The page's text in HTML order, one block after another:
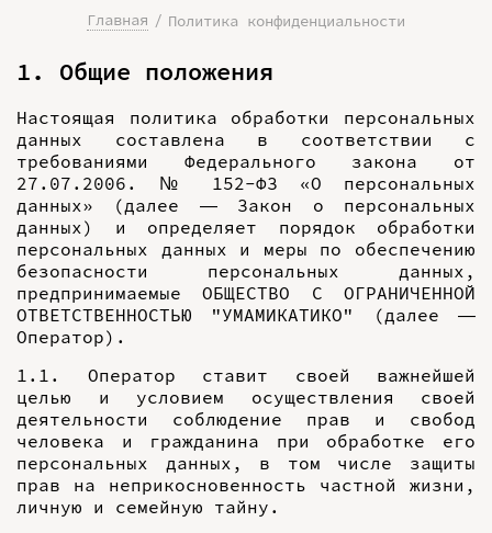
Главная Политика конфиденциальности
1. Общие положения
Настоящая политика обработки персональных
данных составлена в соответствии с
требованиями Федерального закона от
27.07.2006. № 152-ФЗ «О персональных
данных» (далее — Закон о персональных
данных) и определяет порядок обработки
персональных данных и меры по обеспечению
безопасности персональных данных,
предпринимаемые ОБЩЕСТВО С ОГРАНИЧЕННОЙ
ОТВЕТСТВЕННОСТЬЮ "УМАМИКАТИКО" (далее —
Оператор).
1.1. Оператор ставит своей важнейшей
целью и условием осуществления своей
деятельности соблюдение прав и свобод
человека и гражданина при обработке его
персональных данных, в том числе защиты
прав на неприкосновенность частной жизни,
личную и семейную тайну.